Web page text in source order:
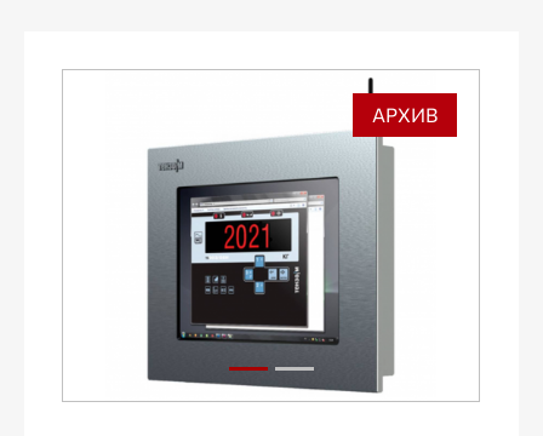
АРХИВ